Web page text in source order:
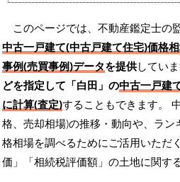
このページでは、不動産鑑定士の
中古一戸建て(中古戸建て住宅)価格
事例(売買事例)データを提供してい
どを指定して「白田」の中古一戸建
に計算(査定)することもできます。
格、売却相場)の推移・動向や、ラ
格相場を調べるためにご活用いただ
価」「相続税評価額」の土地に関す